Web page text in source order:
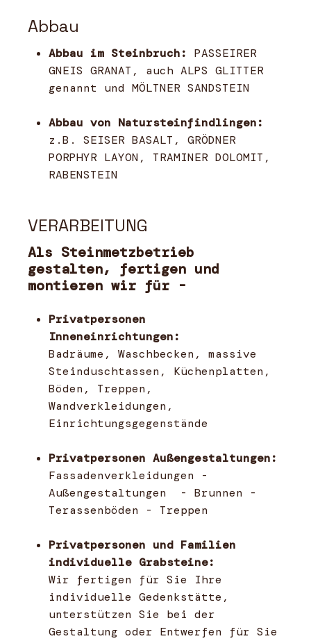
Abbau
Abbau im Steinbruch: PASSEIRER
GNEIS GRANAT, auch ALPS GLITTER
genannt und MÖLTNER SANDSTEIN
Abbau von Natursteinfindlingen:
z.B. SEISER BASALT, GRÖDNER
PORPHYR LAYON, TRAMINER DOLOMIT,
RABENSTEIN
VERARBEITUNG
Als Steinmetzbetrieb
gestalten, fertigen und
montieren wir für -
Privatpersonen
Inneneinrichtungen:
Badräume, Waschbecken, massive
Steinduschtassen, Küchenplatten,
Böden, Treppen,
Wandverkleidungen,
Einrichtungsgegenstände
Privatpersonen Außengestaltungen:
Fassadenverkleidungen -
Außengestaltungen - Brunnen -
Terassenböden - Treppen
Privatpersonen und Familien
individuelle Grabsteine:
Wir fertigen für Sie Ihre
individuelle Gedenkstätte,
unterstützen Sie bei der
Gestaltung oder Entwerfen für Sie